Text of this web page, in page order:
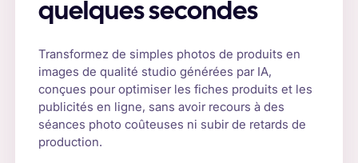
quelques secondes
Transformez de simples photos de produits en
images de qualité studio générées par IA,
conçues pour optimiser les fiches produits et les
publicités en ligne, sans avoir recours à des
séances photo coûteuses ni subir de retards de
production.